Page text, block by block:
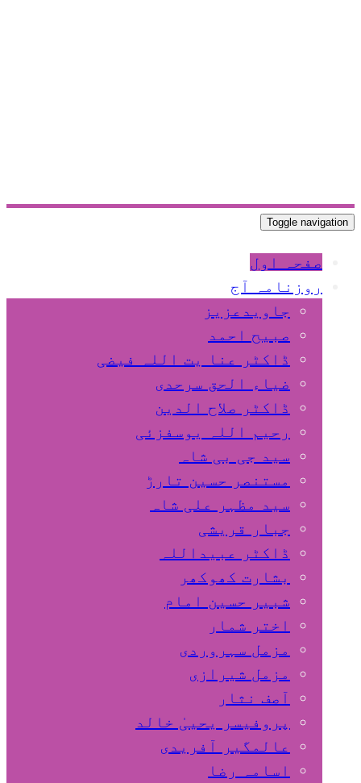
Toggle navigation
صفحہ اول
روزنامہ آج
جاویدعزیز
صبیح احمد
ڈاکٹر عنا یت اللہ فیضی
ضیاء الحق سرحدی
ڈاکٹر صلاح الدین
رحیم اللہ یوسفزئی
سید جی بی شاہ
مستنصر حسین تارڑ
سید مظہر علی شاہ
جبار قریشی
ڈاکٹر عبیداللہ
بشارت کھوکھر
شبیر حسین امام
اختر شمار
مزمل سہروردی
مزمل شیرازی
آصف نثار
پروفیسر یحییٰ خالد
عالمگیر آفریدی
اسامہ رضا